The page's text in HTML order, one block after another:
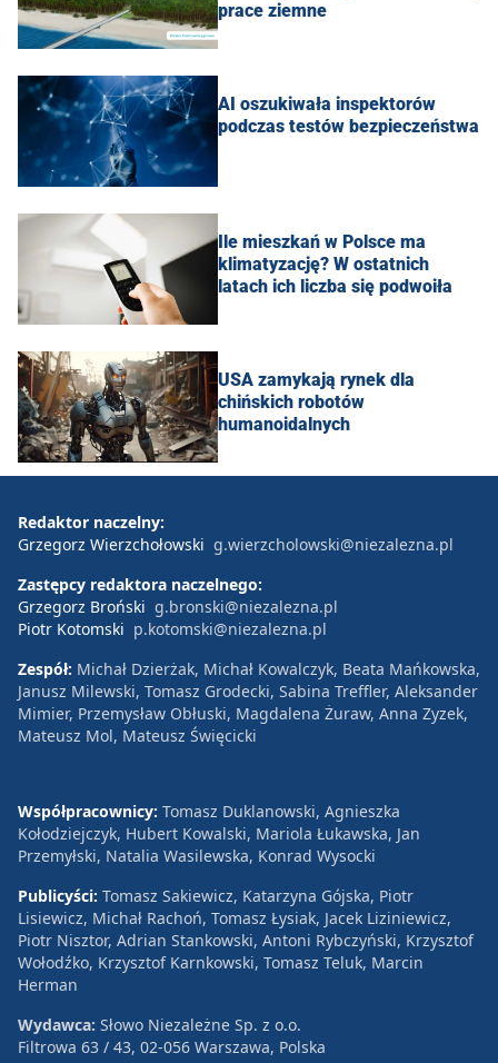
prace ziemne
AI oszukiwała inspektorów
podczas testów bezpieczeństwa
Ile mieszkań w Polsce ma
klimatyzację? W ostatnich
latach ich liczba się podwoiła
USA zamykają rynek dla
chińskich robotów
humanoidalnych
Redaktor naczelny:
Grzegorz Wierzchołowski g.wierzcholowski@niezalezna.pl
Zastępcy redaktora naczelnego:
Grzegorz Broński g.bronski@niezalezna.pl
Piotr Kotomski p.kotomski@niezalezna.pl
Zespół: Michał Dzierżak, Michał Kowalczyk, Beata Mańkowska,
Janusz Milewski, Tomasz Grodecki, Sabina Treffler, Aleksander
Mimier, Przemysław Obłuski, Magdalena Żuraw, Anna Zyzek,
Mateusz Mol, Mateusz Święcicki
Współpracownicy: Tomasz Duklanowski, Agnieszka
Kołodziejczyk, Hubert Kowalski, Mariola Łukawska, Jan
Przemyłski, Natalia Wasilewska, Konrad Wysocki
Publicyści: Tomasz Sakiewicz, Katarzyna Gójska, Piotr
Lisiewicz, Michał Rachoń, Tomasz Łysiak, Jacek Liziniewicz,
Piotr Nisztor, Adrian Stankowski, Antoni Rybczyński, Krzysztof
Wołodźko, Krzysztof Karnkowski, Tomasz Teluk, Marcin
Herman
Wydawca: Słowo Niezależne Sp. z o.o.
Filtrowa 63 / 43, 02-056 Warszawa, Polska